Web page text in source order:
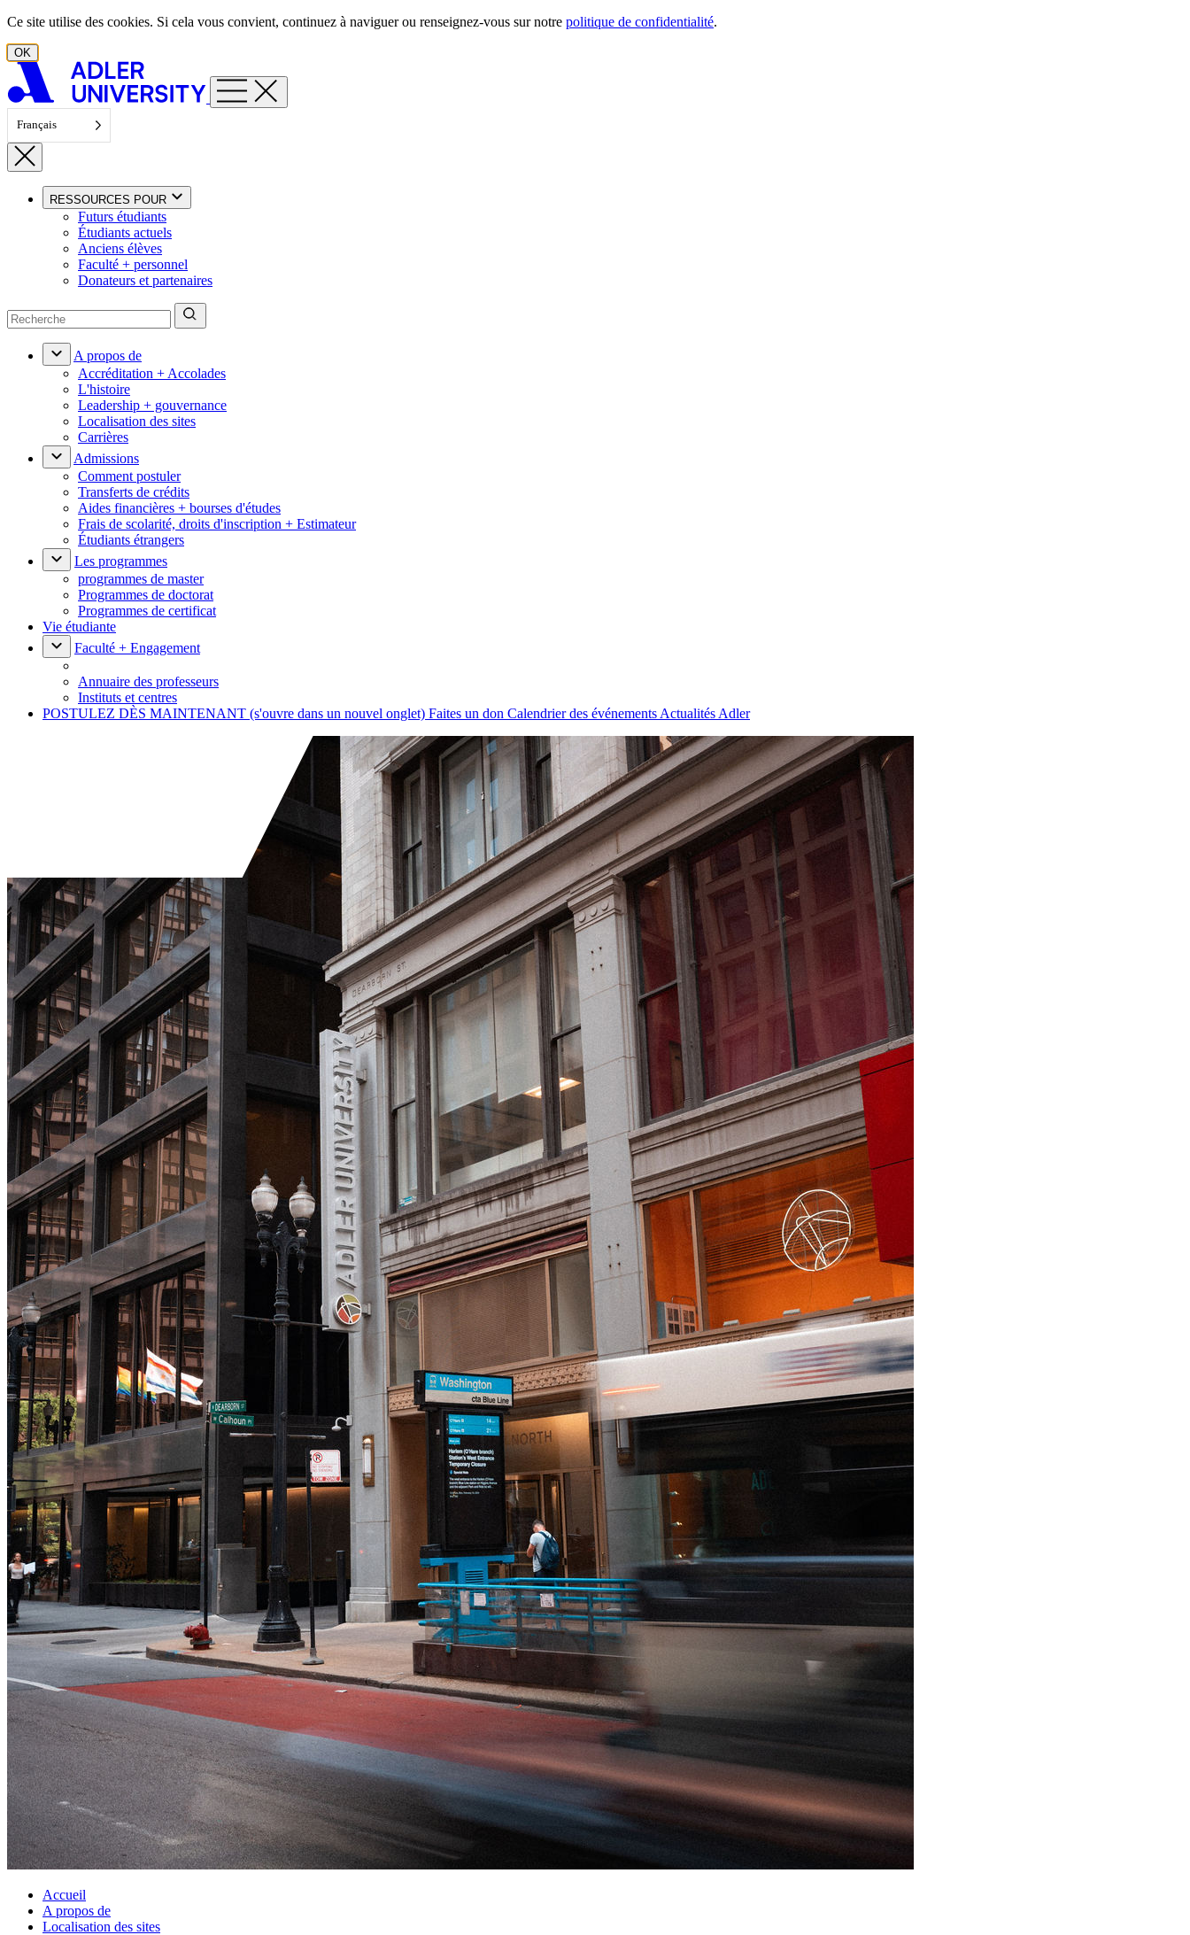
Aller au contenu
Ce site utilise des cookies. Si cela vous convient, continuez à naviguer ou renseignez-vous sur notre politique de confidentialité.
OK
Français
RESSOURCES POUR
Futurs étudiants
Étudiants actuels
Anciens élèves
Faculté + personnel
Donateurs et partenaires
A propos de
Accréditation + Accolades
L'histoire
Leadership + gouvernance
Localisation des sites
Carrières
Admissions
Comment postuler
Transferts de crédits
Aides financières + bourses d'études
Frais de scolarité, droits d'inscription + Estimateur
Étudiants étrangers
Les programmes
programmes de master
Programmes de doctorat
Programmes de certificat
Vie étudiante
Faculté + Engagement
Annuaire des professeurs
Instituts et centres
POSTULEZ DÈS MAINTENANT (s'ouvre dans un nouvel onglet) Faites un don Calendrier des événements Actualités Adler
Accueil
A propos de
Localisation des sites